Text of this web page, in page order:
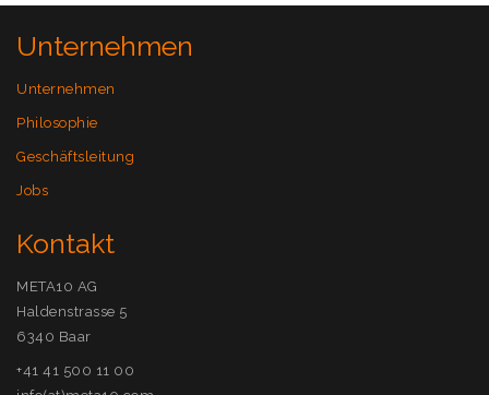
Unternehmen
Unternehmen
Philosophie
Geschäftsleitung
Jobs
Kontakt
META10 AG
Haldenstrasse 5
6340 Baar
+41 41 500 11 00